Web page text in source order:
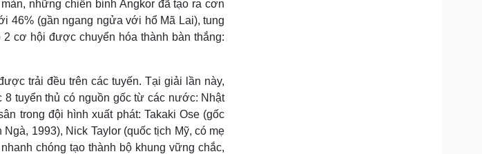
Giải trí
Nghệ sĩ
Thời trang
Du lịch
Tư vấn
Săn Tour
những chiến binh Angkor đã tạo ra cơn
46% (gần ngang ngửa với hổ Mã Lai), tung
cơ hội được chuyển hóa thành bàn thắng:
trải đều trên các tuyến. Tại giải lần này,
tuyển thủ có nguồn gốc từ các nước: Nhật
trong đội hình xuất phát: Takaki Ose (gốc
1993), Nick Taylor (quốc tịch Mỹ, có mẹ
chóng tạo thành bộ khung vững chắc,